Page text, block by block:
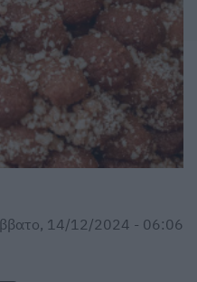
14/12/2024 - 06:06